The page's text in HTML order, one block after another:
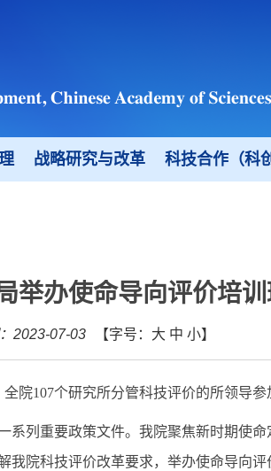
战略研究与改革 科技合作（科
举办使命导向评价培
2023-07-03 【字号： 大 中 小】
院107个研究所分管科技评价的所领导参
列重要政策文件。我院聚焦新时期使
院科技评价改革要求，举办使命导向评